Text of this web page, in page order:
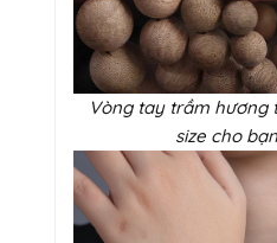
Vòng tay trầm hương
size cho